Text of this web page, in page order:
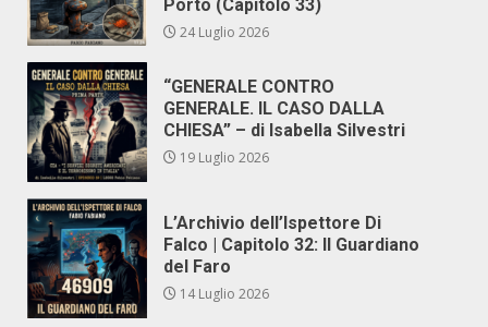
Porto (Capitolo 33)
24 Luglio 2026
“GENERALE CONTRO
GENERALE. IL CASO DALLA
CHIESA” – di Isabella Silvestri
19 Luglio 2026
L’Archivio dell’Ispettore Di
Falco | Capitolo 32: Il Guardiano
del Faro
14 Luglio 2026